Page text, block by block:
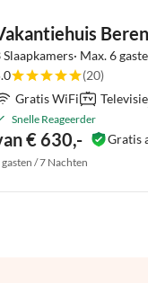
Slaapkamers· Max. 6
(20)
Gratis WiFi
Televisie
Snelle Reageerder
€ 630,- Gratis
gasten / 7 Nachten